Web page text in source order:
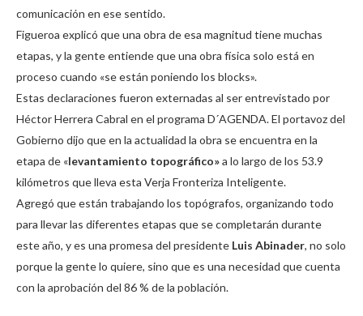
comunicación en ese sentido.
Figueroa explicó que una obra de esa magnitud tiene muchas
etapas, y la gente entiende que una obra física solo está en
proceso cuando «se están poniendo los blocks».
Estas declaraciones fueron externadas al ser entrevistado por
Héctor Herrera Cabral en el programa D´AGENDA. El portavoz del
Gobierno dijo que en la actualidad la obra se encuentra en la
etapa de «levantamiento topográfico»a lo largo de los 53.9
kilómetros que lleva esta Verja Fronteriza Inteligente.
Agregó que están trabajando los topógrafos, organizando todo
para llevar las diferentes etapas que se completarán durante
este año, y es una promesa del presidente Luis Abinader, no solo
porque la gente lo quiere, sino que es una necesidad que cuenta
con la aprobación del 86 % de la población.